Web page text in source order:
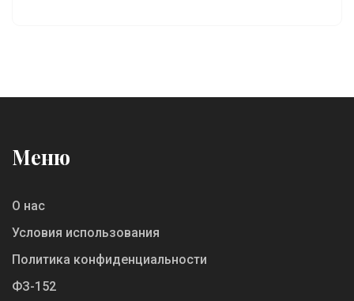
Меню
О нас
Условия использования
Политика конфиденциальности
ФЗ-152